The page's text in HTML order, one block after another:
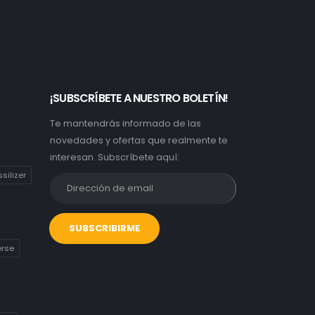
¡SUBSCRÍBETE A NUESTRO BOLETÍN!
Te mantendrás informado de las
novedades y ofertas que realmente te
interesan. Subscríbete aquí: